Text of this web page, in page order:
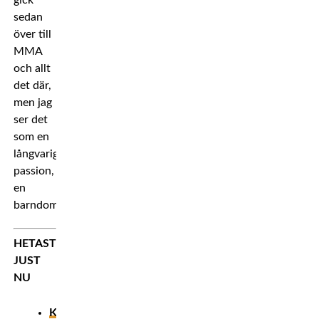
sedan
över till
MMA
och allt
det där,
men jag
ser det
som en
långvarig
passion,
en
barndomsdröm.
HETAST
JUST
NU
Khamzats